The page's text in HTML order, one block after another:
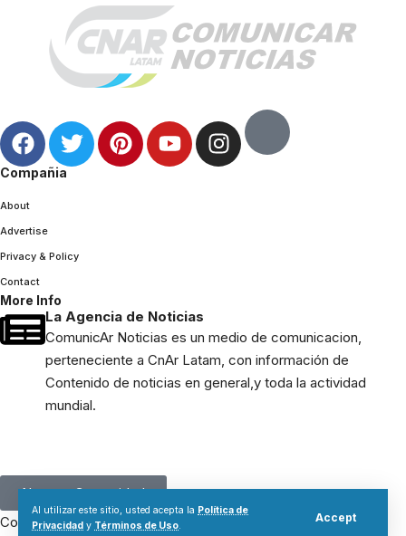
Al utilizar este sitio, usted acepta la Política de
Privacidad y Términos de Uso.
Accept
Compañia
About
Advertise
Privacy & Policy
Contact
More Info
La Agencia de Noticias
ComunicAr Noticias es un medio de comunicacion,
perteneciente a CnAr Latam, con información de
Contenido de noticias en general,y toda la actividad
mundial.
Nuestra Comunidad
ComunicAr Noticias una realizacion de Cnar Latam 2024.